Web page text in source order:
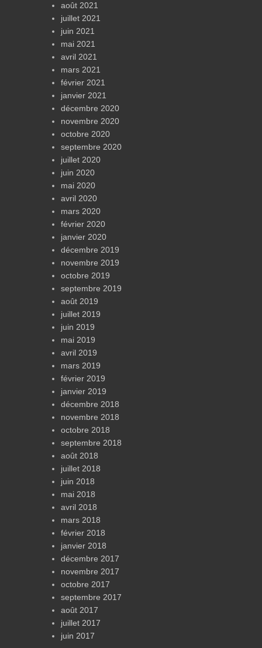
août 2021
juillet 2021
juin 2021
mai 2021
avril 2021
mars 2021
février 2021
janvier 2021
décembre 2020
novembre 2020
octobre 2020
septembre 2020
juillet 2020
juin 2020
mai 2020
avril 2020
mars 2020
février 2020
janvier 2020
décembre 2019
novembre 2019
octobre 2019
septembre 2019
août 2019
juillet 2019
juin 2019
mai 2019
avril 2019
mars 2019
février 2019
janvier 2019
décembre 2018
novembre 2018
octobre 2018
septembre 2018
août 2018
juillet 2018
juin 2018
mai 2018
avril 2018
mars 2018
février 2018
janvier 2018
décembre 2017
novembre 2017
octobre 2017
septembre 2017
août 2017
juillet 2017
juin 2017